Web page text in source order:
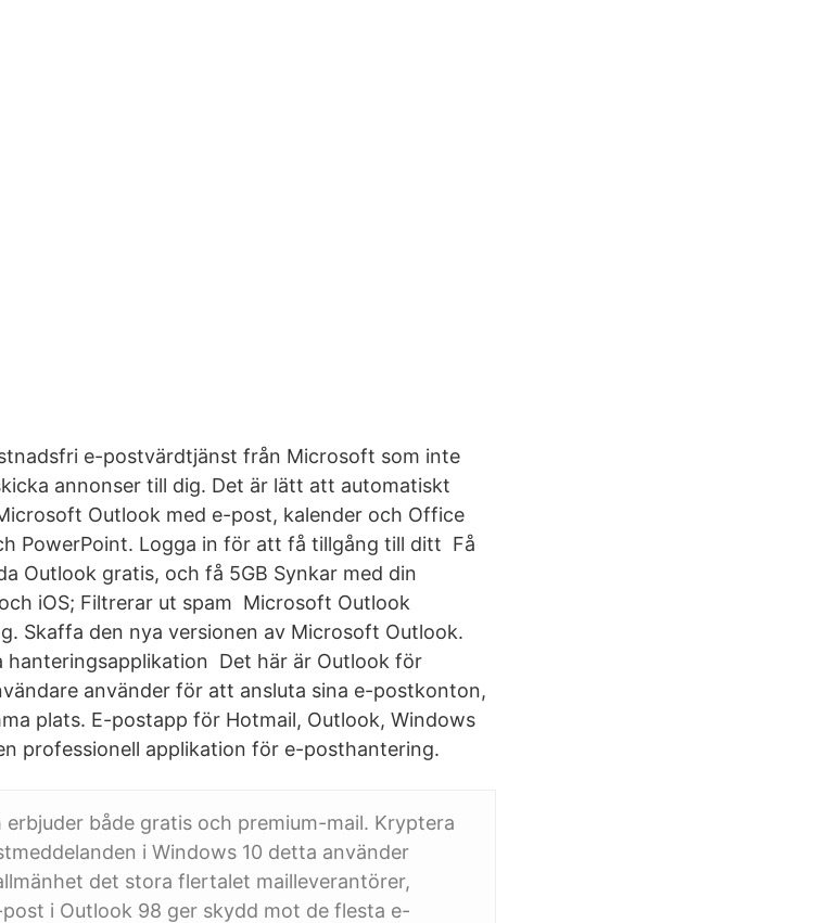
e-postvärdtjänst från Microsoft som inte
annonser till dig. Det är lätt att automatiskt
Outlook med e-post, kalender och Office
PowerPoint. Logga in för att få tillgång till ditt Få
Outlook gratis, och få 5GB Synkar med din
iOS; Filtrerar ut spam Microsoft Outlook
Skaffa den nya versionen av Microsoft Outlook.
Det här är Outlook för
använder för att ansluta sina e-postkonton,
plats. E-postapp för Hotmail, Outlook, Windows
professionell applikation för e-posthantering.
både gratis och premium-mail. Kryptera
i Windows 10 detta använder
det stora flertalet mailleverantörer,
i Outlook 98 ger skydd mot de flesta e-